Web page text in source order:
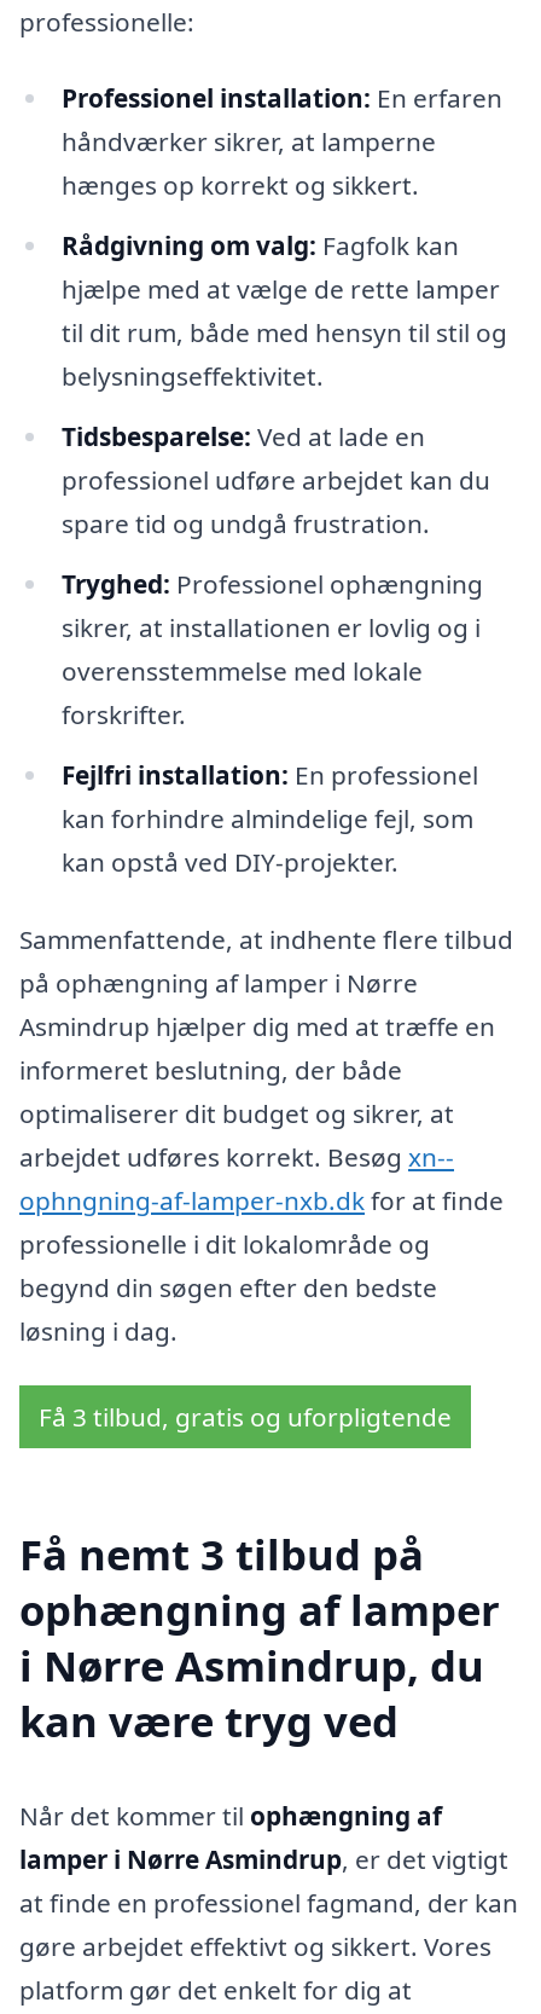
professionelle:
Professionel installation: En erfaren
håndværker sikrer, at lamperne
hænges op korrekt og sikkert.
Rådgivning om valg: Fagfolk kan
hjælpe med at vælge de rette lamper
til dit rum, både med hensyn til stil og
belysningseffektivitet.
Tidsbesparelse: Ved at lade en
professionel udføre arbejdet kan du
spare tid og undgå frustration.
Tryghed: Professionel ophængning
sikrer, at installationen er lovlig og i
overensstemmelse med lokale
forskrifter.
Fejlfri installation: En professionel
kan forhindre almindelige fejl, som
kan opstå ved DIY-projekter.
Sammenfattende, at indhente flere tilbud
på ophængning af lamper i Nørre
Asmindrup hjælper dig med at træffe en
informeret beslutning, der både
optimaliserer dit budget og sikrer, at
arbejdet udføres korrekt. Besøg xn--
ophngning-af-lamper-nxb.dkfor at finde
professionelle i dit lokalområde og
begynd din søgen efter den bedste
løsning i dag.
Få 3 tilbud, gratis og uforpligtende
Få nemt 3 tilbud på
ophængning af lamper
i Nørre Asmindrup, du
kan være tryg ved
Når det kommer til ophængning af
lamper i Nørre Asmindrup, er det vigtigt
at finde en professionel fagmand, der kan
gøre arbejdet effektivt og sikkert. Vores
platform gør det enkelt for dig at